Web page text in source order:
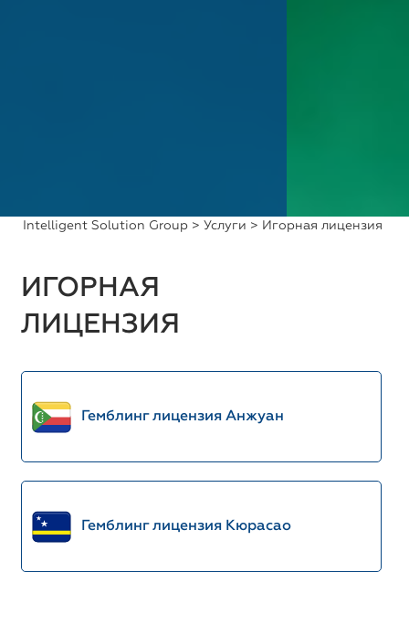
Intelligent Solution Group > Услуги > Игорная лицензия
ИГОРНАЯ
ЛИЦЕНЗИЯ
Гемблинг лицензия Анжуан
Гемблинг лицензия Кюрасао